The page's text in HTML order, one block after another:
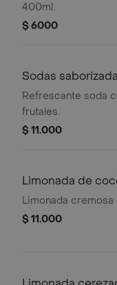
400ml.
$ 6000
Sodas
Refrescante soda
frutales.
$ 11.000
Limonada de
Limonada
$ 11.000